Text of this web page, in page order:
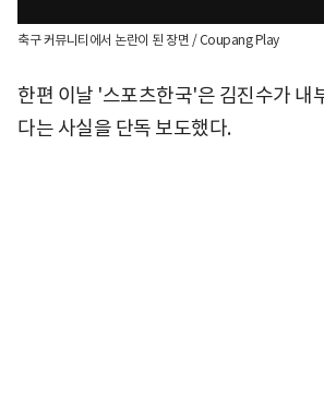
축구 커뮤니티에서 논란이 된 장면 / Coupang Play
한편 이날 '스포츠한국'은 김진수가 내
다는 사실을 단독 보도했다.